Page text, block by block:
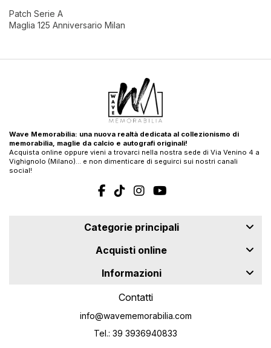
Patch Serie A
Maglia 125 Anniversario Milan
Wave Memorabilia: una nuova realtà dedicata al collezionismo di
memorabilia, maglie da calcio e autografi originali!
Acquista online oppure vieni a trovarci nella nostra sede di Via Venino 4 a
Vighignolo (Milano)… e non dimenticare di seguirci sui nostri canali
social!
Categorie principali
Acquisti online
Informazioni
Contatti
info@wavememorabilia.com
Tel.: 39 3936940833